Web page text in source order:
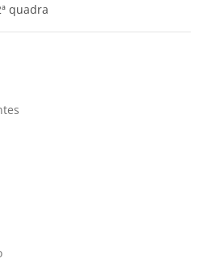
quadra